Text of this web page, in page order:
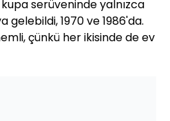
kupa serüveninde yalnızca
1970 ve 1986'da.
çünkü her ikisinde de ev